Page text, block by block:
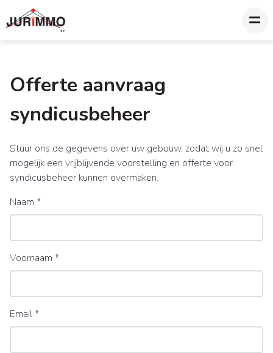
Offerte aanvraag
syndicusbeheer
Stuur ons de gegevens over uw gebouw, zodat wij u zo snel
mogelijk een vrijblijvende voorstelling en offerte voor
syndicusbeheer kunnen overmaken.
Naam *
Voornaam *
Email*